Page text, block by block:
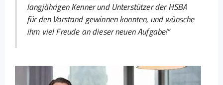
langjährigen Kenner und Unterstützer der HSBA
für den Vorstand gewinnen konnten, und wünsche
ihm viel Freude an dieser neuen Aufgabe!“